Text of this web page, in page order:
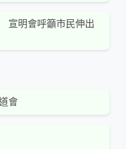
宣明會呼籲市民伸出
會